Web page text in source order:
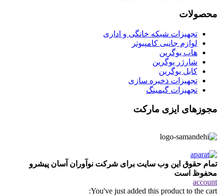
محصولات
تجهیزات شبکه خانگی و اداری
لوازم جانبی کامپیوتر
هاب یوگرین
شارژر یوگرین
کابل یوگرین
تجهیزات ذخیره سازی
تجهیزات گیمینگ
مجوزهای ایزی مارکت
تمام حقوق این وب سایت برای شرکت نوآوران آسان پیشرو
محفوظ است
account
You've just added this product to the cart: